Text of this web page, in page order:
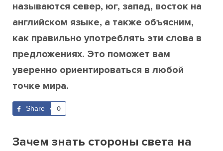
называются север, юг, запад, восток на
английском языке, а также объясним,
как правильно употреблять эти слова в
предложениях. Это поможет вам
уверенно ориентироваться в любой
точке мира.
Share 0
Зачем знать стороны света на